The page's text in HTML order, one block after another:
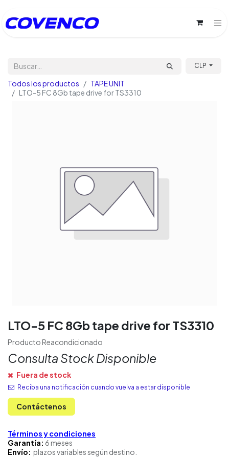
CLP
Todos los productos
TAPE UNIT
LTO-5 FC 8Gb tape drive for TS3310
LTO-5 FC 8Gb tape drive for TS3310
Producto Reacondicionado
Consulta Stock Disponible
Fuera de stock
Reciba una notificación cuando vuelva a estar disponible
Contáctenos
Términos y condiciones
Garantía: 6 meses
Envío: plazos variables según destino.